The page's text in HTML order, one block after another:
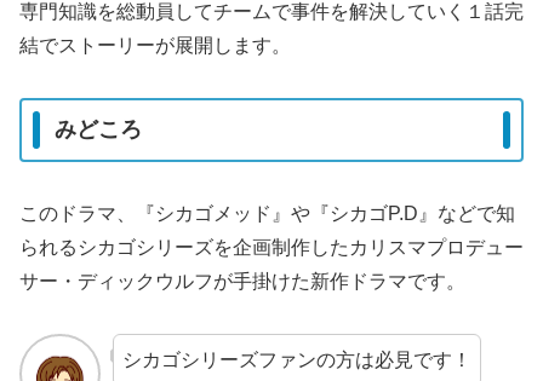
専門知識を総動員してチームで事件を解決していく１話完
結でストーリーが展開します。
みどころ
このドラマ、『シカゴメッド』や『シカゴP.D』などで知
られるシカゴシリーズを企画制作したカリスマプロデュー
サー・ディックウルフが手掛けた新作ドラマです。
シカゴシリーズファンの方は必見です！